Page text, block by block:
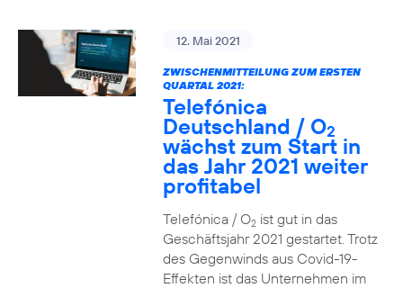
12. Mai 2021
ZWISCHENMITTEILUNG ZUM ERSTEN
QUARTAL 2021:
Telefónica
Deutschland / O2
wächst zum Start in
das Jahr 2021 weiter
profitabel
Telefónica / O2ist gut in das
Geschäftsjahr 2021 gestartet. Trotz
des Gegenwinds aus Covid-19-
Effekten ist das Unternehmen im